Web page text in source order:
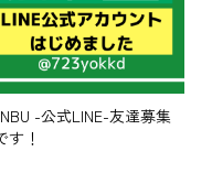
-公式LINE-友達募集
す！